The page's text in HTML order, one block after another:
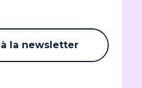
la newsletter